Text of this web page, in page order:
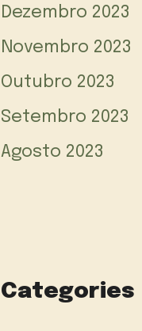
Dezembro 2023
Novembro 2023
Outubro 2023
Setembro 2023
Agosto 2023
Categories